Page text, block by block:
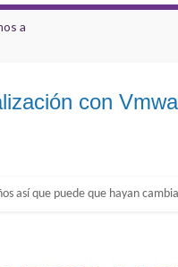
a
con
así que puede que hayan